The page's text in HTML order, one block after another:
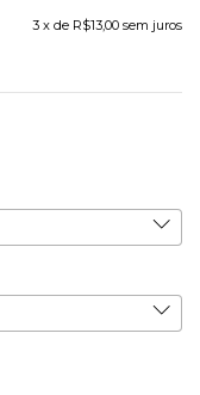
3 x de R$13,00 sem juros